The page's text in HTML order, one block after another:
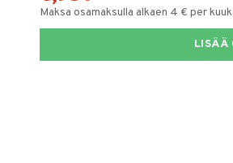
Maksa osamaksulla alkaen 4 € per
LISÄÄ